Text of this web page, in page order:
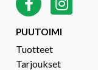
PUUTOIMI
Tuotteet
Tarjoukset